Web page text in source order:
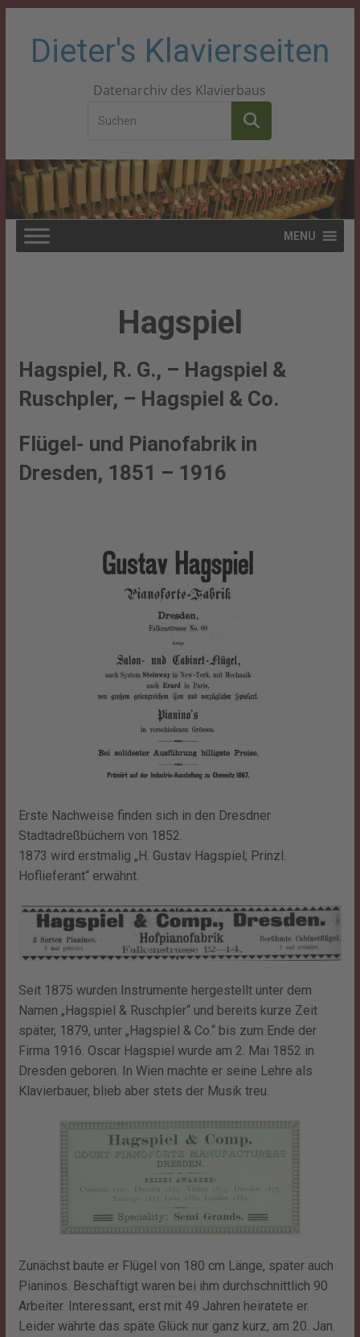
Dieter's Klavierseiten
Datenarchiv des Klavierbaus
MENU
Hagspiel
Hagspiel, R. G., – Hagspiel &
Ruschpler, – Hagspiel & Co.
Flügel- und Pianofabrik in
Dresden, 1851 – 1916
Erste Nachweise finden sich in den Dresdner
Stadtadreßbüchern von 1852.
1873 wird erstmalig „H. Gustav Hagspiel; Prinzl.
Hoflieferant“ erwähnt.
Seit 1875 wurden Instrumente hergestellt unter dem
Namen „Hagspiel & Ruschpler“ und bereits kurze Zeit
später, 1879, unter „Hagspiel & Co.“ bis zum Ende der
Firma 1916. Oscar Hagspiel wurde am 2. Mai 1852 in
Dresden geboren. In Wien machte er seine Lehre als
Klavierbauer, blieb aber stets der Musik treu.
Zunächst baute er Flügel von 180 cm Länge, später auch
Pianinos. Beschäftigt waren bei ihm durchschnittlich 90
Arbeiter. Interessant, erst mit 49 Jahren heiratete er.
Leider währte das späte Glück nur ganz kurz, am 20. Jan.